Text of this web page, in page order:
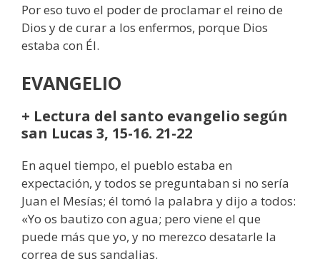
Por eso tuvo el poder de proclamar el reino de
Dios y de curar a los enfermos, porque Dios
estaba con Él.
EVANGELIO
+ Lectura del santo evangelio según
san Lucas 3, 15-16. 21-22
En aquel tiempo, el pueblo estaba en
expectación, y todos se preguntaban si no sería
Juan el Mesías; él tomó la palabra y dijo a todos:
«Yo os bautizo con agua; pero viene el que
puede más que yo, y no merezco desatarle la
correa de sus sandalias.